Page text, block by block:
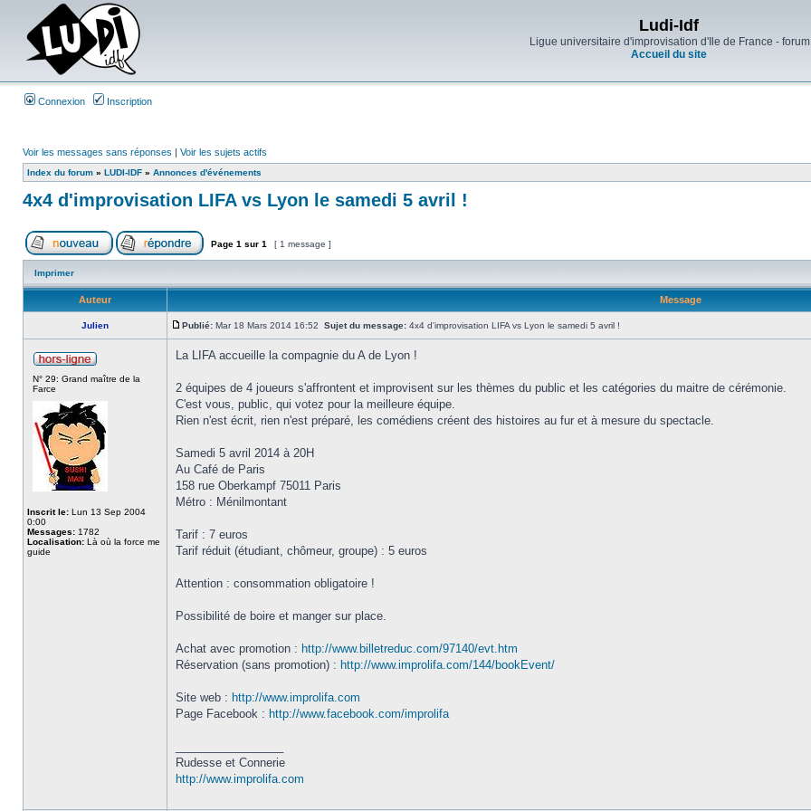
Ludi-Idf
Ligue universitaire d'improvisation d'Ile de France - forum
Accueil du site
Connexion Inscription
Voir les messages sans réponses | Voir les sujets actifs
Index du forum » LUDI-IDF » Annonces d'événements
4x4 d'improvisation LIFA vs Lyon le samedi 5 avril !
Page 1 sur 1 [ 1 message ]
Imprimer
Auteur Message
Julien Publié: Mar 18 Mars 2014 16:52 Sujet du message: 4x4 d'improvisation LIFA vs Lyon le samedi 5 avril !
N° 29: Grand maître de la
Farce
Inscrit le: Lun 13 Sep 2004
0:00
Messages: 1782
Localisation: Là où la force me
guide
La LIFA accueille la compagnie du A de Lyon !
2 équipes de 4 joueurs s'affrontent et improvisent sur les thèmes du public et les catégories du maitre de cérémonie.
C'est vous, public, qui votez pour la meilleure équipe.
Rien n'est écrit, rien n'est préparé, les comédiens créent des histoires au fur et à mesure du spectacle.
Samedi 5 avril 2014 à 20H
Au Café de Paris
158 rue Oberkampf 75011 Paris
Métro : Ménilmontant
Tarif : 7 euros
Tarif réduit (étudiant, chômeur, groupe) : 5 euros
Attention : consommation obligatoire !
Possibilité de boire et manger sur place.
Achat avec promotion : http://www.billetreduc.com/97140/evt.htm
Réservation (sans promotion) : http://www.improlifa.com/144/bookEvent/
Site web : http://www.improlifa.com
Page Facebook : http://www.facebook.com/improlifa
Rudesse et Connerie
http://www.improlifa.com